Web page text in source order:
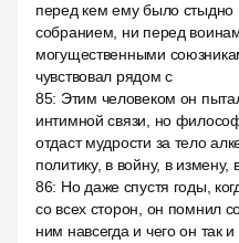
перед кем ему было
собранием, ни перед
могущественными
чувствовал рядом с
85: Этим человеком он
интимной связи, но
отдаст мудрости за тело
политику, в войну, в измену,
86: Но даже спустя годы,
со всех сторон, он помнил
ним навсегда и чего он так